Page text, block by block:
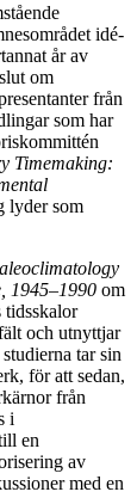
idé-
år av
om
från
som har
Timemaking:
lyder som
1945–1990 om
tidsskalor
och utnyttjar
tar sin
för att sedan,
från
i
en
av
med en